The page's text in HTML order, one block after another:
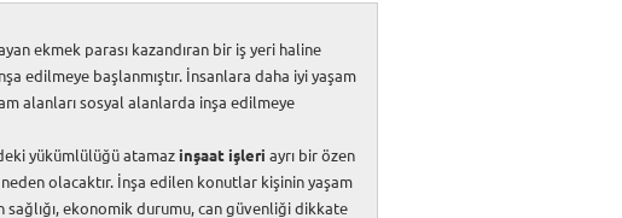
ekmek parası kazandıran bir iş yeri haline
edilmeye başlanmıştır. İnsanlara daha iyi yaşam
alanları sosyal alanlarda inşa edilmeye
yükümlülüğü atamaz inşaat işleri ayrı bir özen
olacaktır. İnşa edilen konutlar kişinin yaşam
sağlığı, ekonomik durumu, can güvenliği dikkate